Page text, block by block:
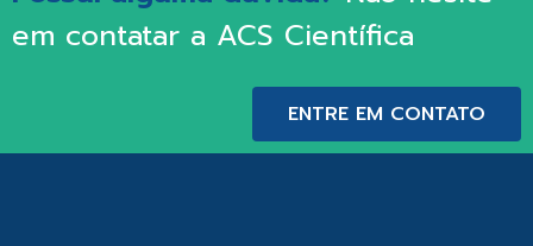
em contatar a ACS Científica
ENTRE EM CONTATO